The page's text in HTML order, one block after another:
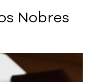
Nobres